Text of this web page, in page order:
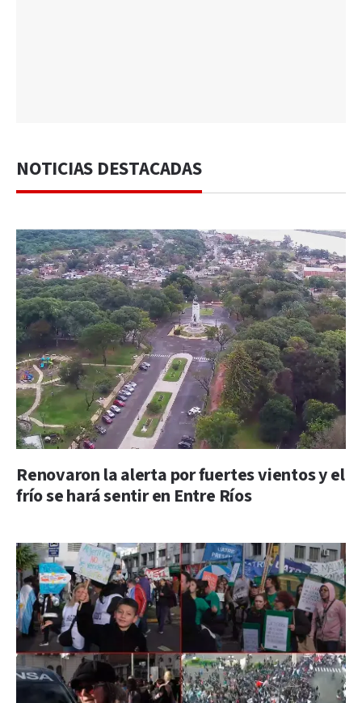
NOTICIAS DESTACADAS
Renovaron la alerta por fuertes vientos y el
frío se hará sentir en Entre Ríos